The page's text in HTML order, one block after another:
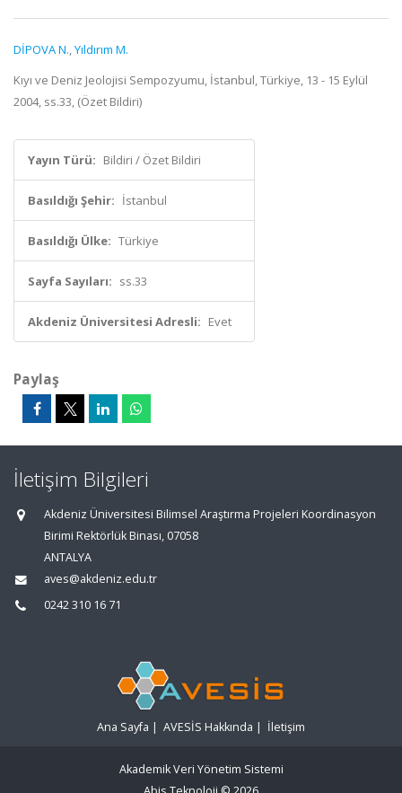
DİPOVA N.,Yıldırım M.
Kıyı ve Deniz Jeolojisi Sempozyumu, İstanbul, Türkiye, 13 - 15 Eylül
2004, ss.33, (Özet Bildiri)
Yayın Türü: Bildiri / Özet Bildiri
Basıldığı Şehir: İstanbul
Basıldığı Ülke: Türkiye
Sayfa Sayıları: ss.33
Akdeniz Üniversitesi Adresli: Evet
Paylaş
İletişim Bilgileri
Akdeniz Üniversitesi Bilimsel Araştırma Projeleri Koordinasyon
Birimi Rektörlük Binası, 07058
ANTALYA
aves@akdeniz.edu.tr
0242 310 16 71
Ana Sayfa | AVESİS Hakkında | İletişim
Akademik Veri Yönetim Sistemi